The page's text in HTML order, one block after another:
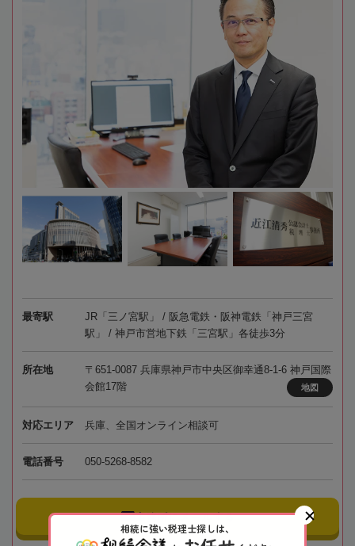
最寄駅
JR「三ノ宮駅」 / 阪急電鉄・阪神電鉄「神戸三宮
駅」 / 神戸市営地下鉄「三宮駅」各徒歩3分
所在地
〒651-0087 兵庫県神戸市中央区御幸通8-1-6 神戸国際
会館17階
地図
対応エリア 兵庫、全国オンライン相談可
電話番号 050-5268-8582
事務所にメールする
相続に強い税理士探しは、